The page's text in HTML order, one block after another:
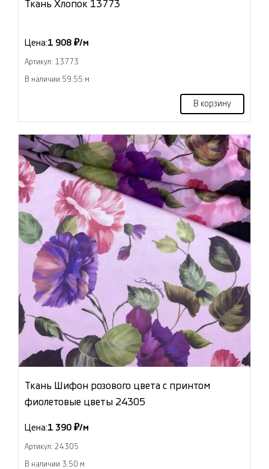
Ткань Хлопок 13773
Цена:1 908 ₽/м
Артикул: 13773
В наличии 59.55 м
В корзину
Ткань Шифон розового цвета с принтом
фиолетовые цветы 24305
Цена:1 390 ₽/м
Артикул: 24305
В наличии 3.50 м